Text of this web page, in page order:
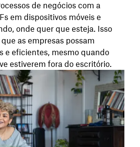
de negócios com a
em dispositivos móveis e
onde quer que esteja. Isso
as empresas possam
e eficientes, mesmo quando
estiverem fora do escritório.